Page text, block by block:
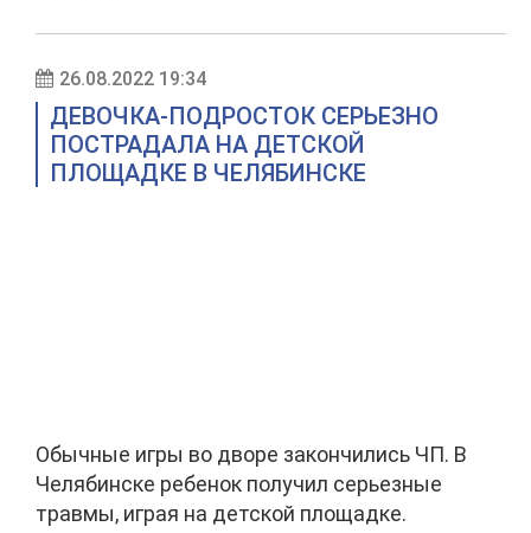
26.08.2022 19:34
ДЕВОЧКА-ПОДРОСТОК СЕРЬЕЗНО
ПОСТРАДАЛА НА ДЕТСКОЙ
ПЛОЩАДКЕ В ЧЕЛЯБИНСКЕ
Обычные игры во дворе закончились ЧП. В
Челябинске ребенок получил серьезные
травмы, играя на детской площадке.